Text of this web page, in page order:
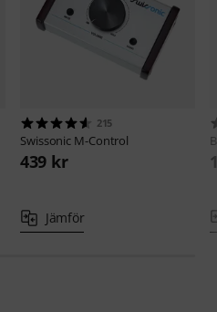
215
Swissonic M-Control
439 kr
Jämför